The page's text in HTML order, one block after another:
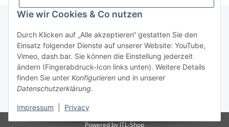
Wie wir Cookies & Co nutzen
Durch Klicken auf „Alle akzeptieren“ gestatten Sie den
Einsatz folgender Dienste auf unserer Website: YouTube,
Vimeo, dash.bar. Sie können die Einstellung jederzeit
ändern (Fingerabdruck-Icon links unten). Weitere Details
finden Sie unter Konfigurieren und in unserer
Datenschutzerklärung.
Impressum Privacy
Informationen
Gesetzliche Informationen
Powered byJTL-Shop